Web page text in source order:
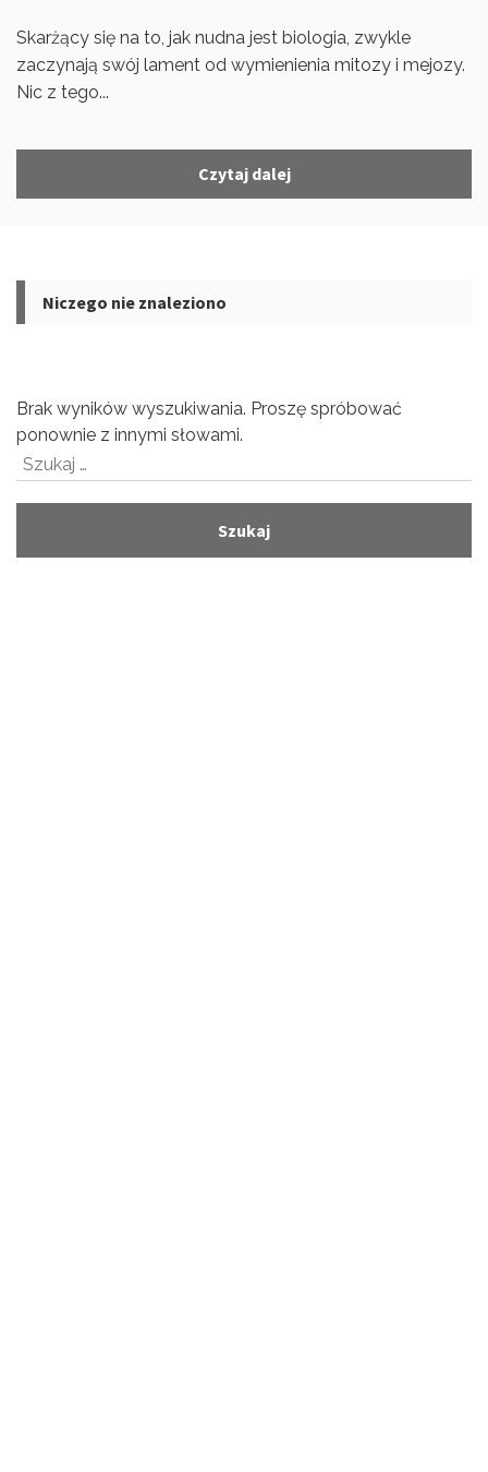
Skarżący się na to, jak nudna jest biologia, zwykle
zaczynają swój lament od wymienienia mitozy i mejozy.
Nic z tego...
Czytaj dalej
Niczego nie znaleziono
Brak wyników wyszukiwania. Proszę spróbować
ponownie z innymi słowami.
Szukaj: